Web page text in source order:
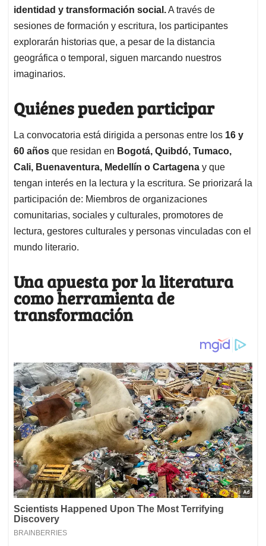
identidad y transformación social.A través de
sesiones de formación y escritura, los participantes
explorarán historias que, a pesar de la distancia
geográfica o temporal, siguen marcando nuestros
imaginarios.
Quiénes pueden participar
La convocatoria está dirigida a personas entre los 16 y
60 años que residan en Bogotá, Quibdó, Tumaco,
Cali, Buenaventura, Medellín o Cartagena y que
tengan interés en la lectura y la escritura. Se priorizará la
participación de: Miembros de organizaciones
comunitarias, sociales y culturales, promotores de
lectura, gestores culturales y personas vinculadas con el
mundo literario.
Una apuesta por la literatura
como herramienta de
transformación